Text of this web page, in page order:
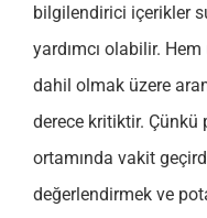
bilgilendirici içerikler
yardımcı olabilir.
dahil olmak üzere
derece kritiktir.
ortamında vakit
değerlendirmek ve